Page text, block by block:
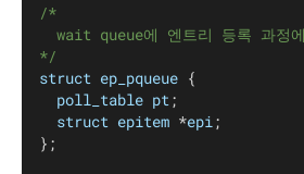
/*
wait queue에 엔트리 등록 과정
*/
struct ep_pqueue {
poll_table pt;
struct epitem *epi;
};